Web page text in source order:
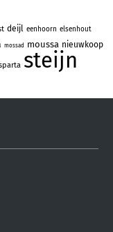
deijl eenhoorn elsenhout
mossad moussa nieuwkoop
steijn